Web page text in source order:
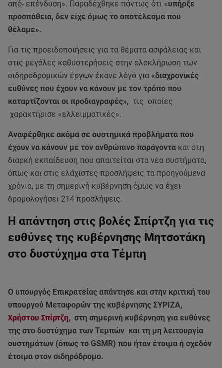
από- επένδυση». Παραδέχθηκε πάντως ότι «υπήρξε
προσπάθεια, δεν είχε όμως το αποτέλεσμα που
θέλαμε».
Για τις προειδοποιήσεις για τα θέματα ασφάλειας και
στις μεγάλες καθυστερήσεις στην ολοκλήρωση των
σιδηροδρομικών έργων έκανε λόγο για «διαχρονικές
ευθύνες που έχουν να κάνουν με τον τρόπο που
καταρτίζονται οι προδιαγραφές», τις οποίες
χαρακτήρισε «ελλειμματικές».
Αναφέρθηκε ακόμα σε συστημικά προβλήματα που
έχουν να κάνουν με τον ανθρώπινο παράγοντα και στη
διαρκή εκπαίδευση που απαιτείται στα νέα συστήματα,
όπως και στις ελάχιστες προσλήψεις τα προηγούμενα
χρόνια, με τη σημερινή κυβέρνηση όμως να έχει
δρομολογήσει 214 προσλήψεις.
Η απάντηση στις βολές Σπίρτζη για τις
ευθύνες της κυβέρνησης Μητσοτάκη
στο δυστύχημα στα Τέμπη
Ο υπουργός Επικρατείας απάντησε και στην κριτική του
υπουργού Μεταφορών της κυβέρνησης ΣΥΡΙΖΑ,
Χρήστου Σπίρτζη, στη σημερινή κυβέρνηση για ευθύνες
της στο δυστύχημα των Τεμπών και τη μη λειτουργία
συστημάτων (όπως το GSMR) που ήταν έτοιμα ή σχεδόν
έτοιμα στον σιδηρόδρομο.